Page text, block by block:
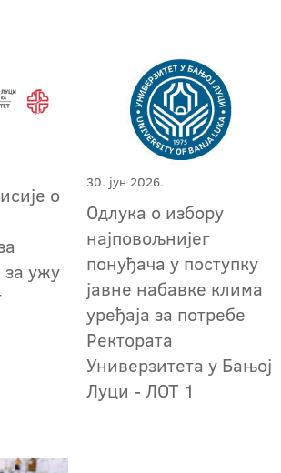
о
за ужу
30. јун 2026.
Одлука о избору
најповољнијег
понуђача у поступку
јавне набавке клима
уређаја за потребе
Ректората
Универзитета у Бањој
Луци - ЛОТ 1